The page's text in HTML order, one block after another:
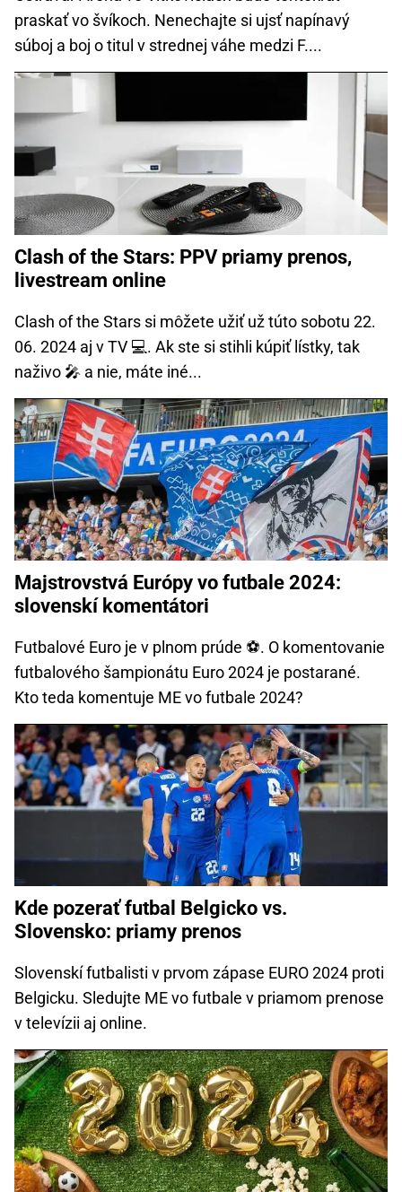
praskať vo švíkoch. Nenechajte si ujsť napínavý
súboj a boj o titul v strednej váhe medzi F....
Clash of the Stars: PPV priamy prenos,
livestream online
Clash of the Stars si môžete užiť už túto sobotu 22.
06. 2024 aj v TV 💻. Ak ste si stihli kúpiť lístky, tak
naživo 🎤 a nie, máte iné...
Majstrovstvá Európy vo futbale 2024:
slovenskí komentátori
Futbalové Euro je v plnom prúde ⚽. O komentovanie
futbalového šampionátu Euro 2024 je postarané.
Kto teda komentuje ME vo futbale 2024?
Kde pozerať futbal Belgicko vs.
Slovensko: priamy prenos
Slovenskí futbalisti v prvom zápase EURO 2024 proti
Belgicku. Sledujte ME vo futbale v priamom prenose
v televízii aj online.